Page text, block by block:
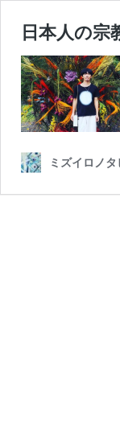
日本人の宗
ミズイロノタ